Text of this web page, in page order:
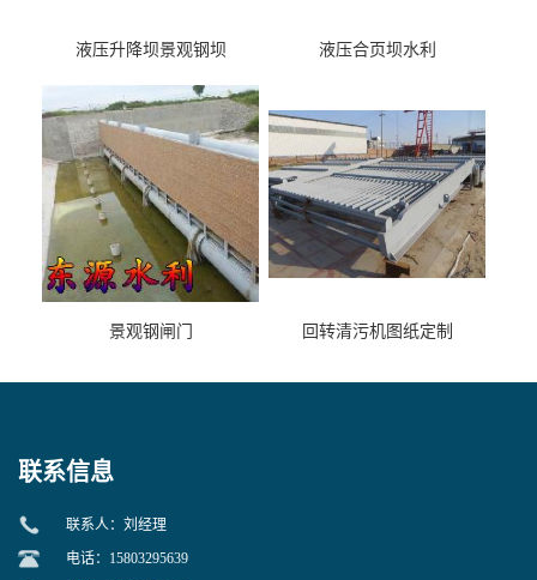
液压升降坝景观钢坝 液压合页坝水利
景观钢闸门 回转清污机图纸定制
联系信息
联系人：刘经理
电话：15803295639